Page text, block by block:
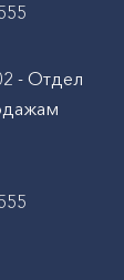
- Отдел